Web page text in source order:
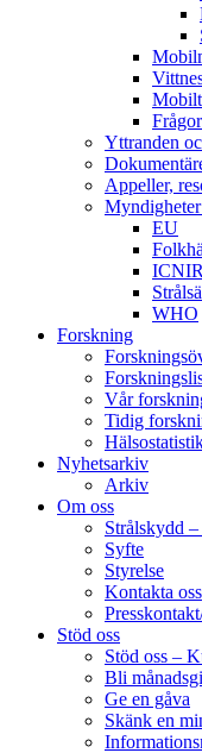
Yttranden
Appeller,
EU
WHO
Forskning
Vår
Tidig
Nyhetsarkiv
Arkiv
Om oss
Strålskydd
Syfte
Styrelse
Kontakta oss
Stöd oss
Stöd oss –
Bli
Ge en gåva
Skänk en